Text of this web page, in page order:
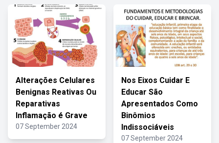
Alterações Celulares
Benignas Reativas Ou
Reparativas
Inflamação é Grave
07 September 2024
Nos Eixos Cuidar E
Educar São
Apresentados Como
Binômios
Indissociáveis
07 September 2024